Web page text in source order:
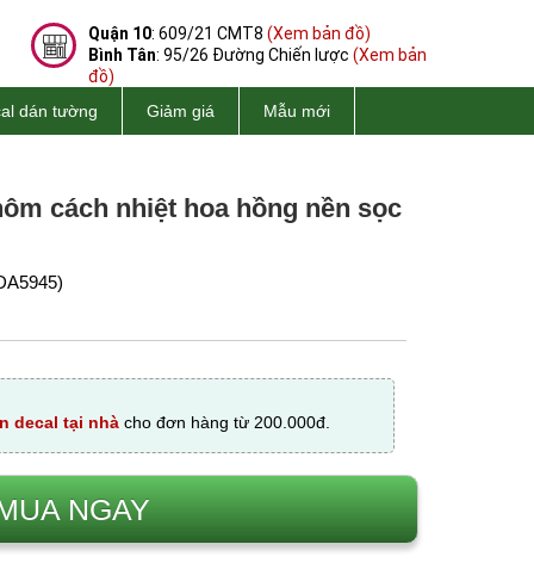
Quận 10: 609/21 CMT8 (Xem bản đồ)
Bình Tân: 95/26 Đường Chiến lược (Xem bản
đồ)
dán tường
Giảm giá Mẫu mới
cách nhiệt hoa hồng nền sọc
decal tại nhà cho đơn hàng từ 200.000đ.
NGAY